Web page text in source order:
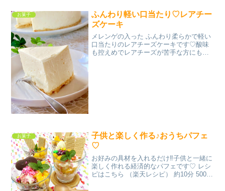
お菓子
ふんわり軽い口当たり♡レアチー
ズケーキ
メレンゲの入った ふんわり柔らかで軽い
口当たりのレアチーズケーキです♡酸味
も控えめでレアチーズが苦手な方にも食
お菓子
子供と楽しく作る♪おうちパフェ
♡
お好みの具材を入れるだけ‼子供と一緒に
楽しく作れる経済的なパフェです♡ レシ
ピはこちら （楽天レシピ） 約10分 500円